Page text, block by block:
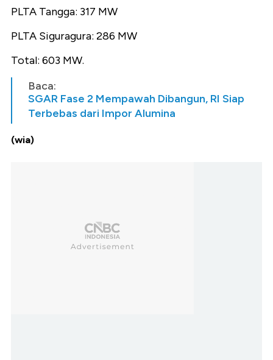
PLTA Tangga: 317 MW
PLTA Siguragura: 286 MW
Total: 603 MW.
Baca:
SGAR Fase 2 Mempawah Dibangun, RI Siap
Terbebas dari Impor Alumina
(wia)